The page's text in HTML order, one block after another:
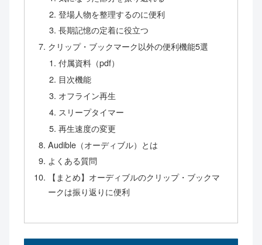
登場人物を整理するのに便利
長期記憶の定着に役立つ
クリップ・ブックマーク以外の便利機能5選
付属資料（pdf）
目次機能
オフライン再生
スリープタイマー
再生速度の変更
Audible（オーディブル）とは
よくある質問
【まとめ】オーディブルのクリップ・ブックマ
ークは振り返りに便利